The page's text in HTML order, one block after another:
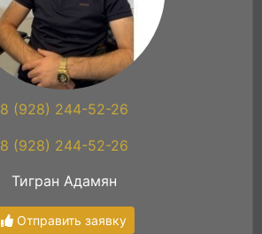
8 (928) 244-52-26
8 (928) 244-52-26
Тигран Адамян
Отправить заявку